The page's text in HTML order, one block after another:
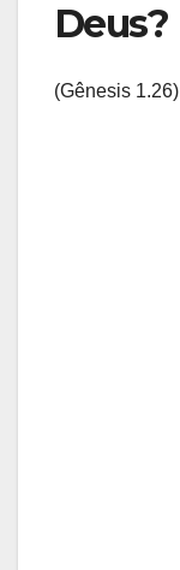
Deus?
(Gênesis 1.26)